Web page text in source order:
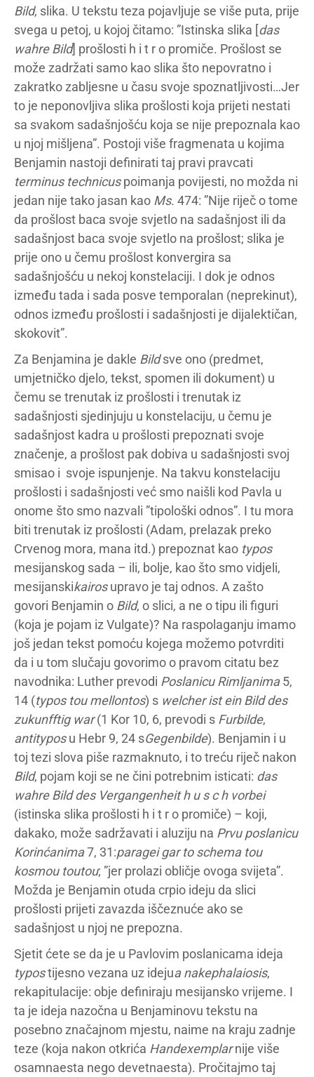
Bild, slika. U tekstu teza pojavljuje se više puta, prije
svega u petoj, u kojoj čitamo: ”Istinska slika [das
wahre Bild] prošlosti h i t r o promiče. Prošlost se
može zadržati samo kao slika što nepovratno i
zakratko zabljesne u času svoje spoznatljivosti…Jer
to je neponovljiva slika prošlosti koja prijeti nestati
sa svakom sadašnjošću koja se nije prepoznala kao
u njoj mišljena”. Postoji više fragmenata u kojima
Benjamin nastoji definirati taj pravi pravcati
terminus technicuspoimanja povijesti, no možda ni
jedan nije tako jasan kao Ms. 474: ”Nije riječ o tome
da prošlost baca svoje svjetlo na sadašnjost ili da
sadašnjost baca svoje svjetlo na prošlost; slika je
prije ono u čemu prošlost konvergira sa
sadašnjošću u nekoj konstelaciji. I dok je odnos
između tada i sada posve temporalan (neprekinut),
odnos između prošlosti i sadašnjosti je dijalektičan,
skokovit”.
Za Benjamina je dakle Bildsve ono (predmet,
umjetničko djelo, tekst, spomen ili dokument) u
čemu se trenutak iz prošlosti i trenutak iz
sadašnjosti sjedinjuju u konstelaciju, u čemu je
sadašnjost kadra u prošlosti prepoznati svoje
značenje, a prošlost pak dobiva u sadašnjosti svoj
smisao i svoje ispunjenje. Na takvu konstelaciju
prošlosti i sadašnjosti već smo naišli kod Pavla u
onome što smo nazvali ”tipološki odnos”. I tu mora
biti trenutak iz prošlosti (Adam, prelazak preko
Crvenog mora, mana itd.) prepoznat kao typos
mesijanskog sada – ili, bolje, kao što smo vidjeli,
mesijanskikairosupravo je taj odnos. A zašto
govori Benjamin o Bild, o slici, a ne o tipu ili figuri
(koja je pojam iz Vulgate)? Na raspolaganju imamo
još jedan tekst pomoću kojega možemo potvrditi
da i u tom slučaju govorimo o pravom citatu bez
navodnika: Luther prevodi Poslanicu Rimljanima5,
14 (typos tou mellontos) s welcher ist ein Bild des
zukunfftig war(1 Kor 10, 6, prevodi s Furbilde,
antityposu Hebr 9, 24 sGegenbilde). Benjamin i u
toj tezi slova piše razmaknuto, i to treću riječ nakon
Bild, pojam koji se ne čini potrebnim isticati: das
wahre Bild des Vergangenheit h u s c h vorbei
(istinska slika prošlosti h i t r o promiče) – koji,
dakako, može sadržavati i aluziju na Prvu poslanicu
Korinćanima7, 31:paragei gar to schema tou
kosmou toutou; ”jer prolazi obličje ovoga svijeta”.
Možda je Benjamin otuda crpio ideju da slici
prošlosti prijeti zavazda iščeznuće ako se
sadašnjost u njoj ne prepozna.
Sjetit ćete se da je u Pavlovim poslanicama ideja
typostijesno vezana uz idejua nakephalaiosis,
rekapitulacije: obje definiraju mesijansko vrijeme. I
ta je ideja nazočna u Benjaminovu tekstu na
posebno značajnom mjestu, naime na kraju zadnje
teze (koja nakon otkrića Handexemplarnije više
osamnaesta nego devetnaesta). Pročitajmo taj